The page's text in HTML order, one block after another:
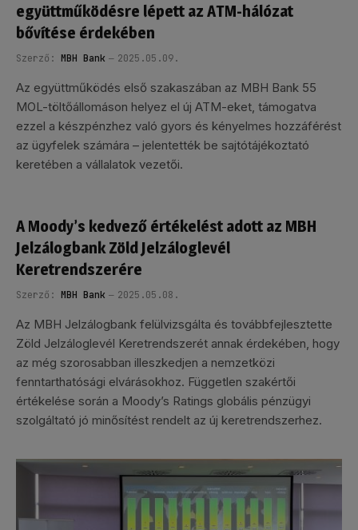
együttműködésre lépett az ATM-hálózat
bővítése érdekében
Szerző: MBH Bank 2025.05.09.
Az együttműködés első szakaszában az MBH Bank 55
MOL-töltőállomáson helyez el új ATM-eket, támogatva
ezzel a készpénzhez való gyors és kényelmes hozzáférést
az ügyfelek számára – jelentették be sajtótájékoztató
keretében a vállalatok vezetői.
A Moody’s kedvező értékelést adott az MBH
Jelzálogbank Zöld Jelzáloglevél
Keretrendszerére
Szerző: MBH Bank 2025.05.08.
Az MBH Jelzálogbank felülvizsgálta és továbbfejlesztette
Zöld Jelzáloglevél Keretrendszerét annak érdekében, hogy
az még szorosabban illeszkedjen a nemzetközi
fenntarthatósági elvárásokhoz. Független szakértői
értékelése során a Moody’s Ratings globális pénzügyi
szolgáltató jó minősítést rendelt az új keretrendszerhez.